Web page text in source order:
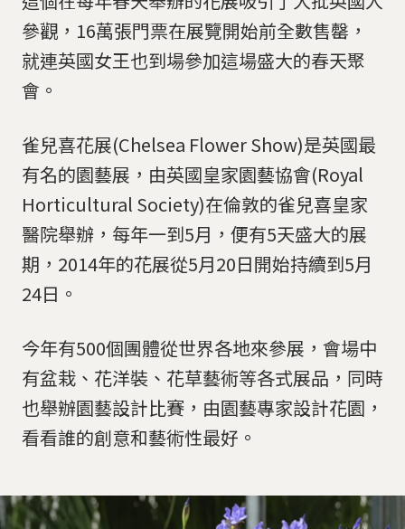
參觀，16萬張門票在展覽開始前全數售罄，
就連英國女王也到場參加這場盛大的春天聚
會。
雀兒喜花展(Chelsea Flower Show)是英國最
有名的園藝展，由英國皇家園藝協會(Royal
Horticultural Society)在倫敦的雀兒喜皇家
醫院舉辦，每年一到5月，便有5天盛大的展
期，2014年的花展從5月20日開始持續到5月
24日。
今年有500個團體從世界各地來參展，會場中
有盆栽、花洋裝、花草藝術等各式展品，同時
也舉辦園藝設計比賽，由園藝專家設計花園，
看看誰的創意和藝術性最好。